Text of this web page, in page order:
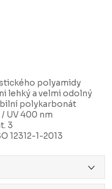
polyamidy
lehký a velmi odolný
polykarbonát
/ UV 400 nm
3
12312-1-2013